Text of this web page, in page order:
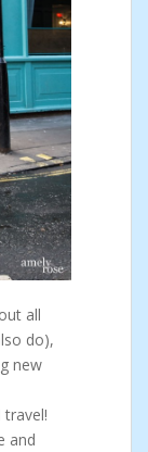
all
do),
new
and